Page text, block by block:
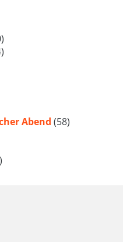
Abend (58)